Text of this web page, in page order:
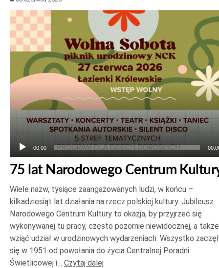
Odtwarzacz
plików
dźwiękowych
00:00
75 lat Narodowego Centrum
Wiele nazw, tysiące zaangażowanych ludzi, w końcu –
kilkadziesiąt lat działania na rzecz polskiej kultury. Jubileusz
Narodowego Centrum Kultury to okazja, by przyjrzeć się
wykonywanej tu pracy, często pozornie niewidocznej, a także
wziąć udział w urodzinowych wydarzeniach. Wszystko
się w 1951 od powołania do życia Centralnej Poradni
Świetlicowej i… Czytaj dalej